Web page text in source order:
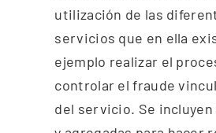
utilización de las
servicios que en ella
ejemplo realizar el
controlar el fraude
del servicio. Se